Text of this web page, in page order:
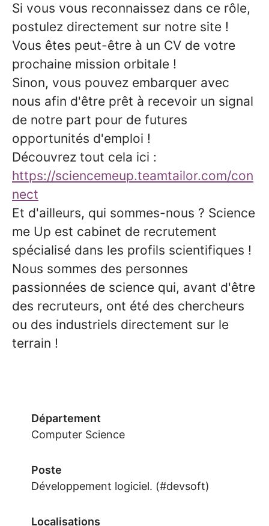
Si vous vous reconnaissez dans ce rôle,
postulez directement sur notre site !
Vous êtes peut-être à un CV de votre
prochaine mission orbitale !
Sinon, vous pouvez embarquer avec
nous afin d'être prêt à recevoir un signal
de notre part pour de futures
opportunités d'emploi !
Découvrez tout cela ici :
https://sciencemeup.teamtailor.com/con
nect
Et d'ailleurs, qui sommes-nous ? Science
me Up est cabinet de recrutement
spécialisé dans les profils scientifiques !
Nous sommes des personnes
passionnées de science qui, avant d'être
des recruteurs, ont été des chercheurs
ou des industriels directement sur le
terrain !
Département
Computer Science
Poste
Développement logiciel. (#devsoft)
Localisations